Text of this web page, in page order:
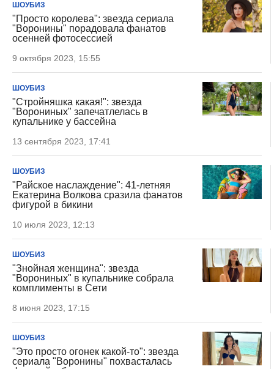
ШОУБИЗ
"Просто королева": звезда сериала
"Воронины" порадовала фанатов
осенней фотосессией
9 октября 2023, 15:55
ШОУБИЗ
"Стройняшка какая!": звезда
"Ворониных" запечатлелась в
купальнике у бассейна
13 сентября 2023, 17:41
ШОУБИЗ
"Райское наслаждение": 41-летняя
Екатерина Волкова сразила фанатов
фигурой в бикини
10 июля 2023, 12:13
ШОУБИЗ
"Знойная женщина": звезда
"Ворониных" в купальнике собрала
комплименты в Сети
8 июня 2023, 17:15
ШОУБИЗ
"Это просто огонек какой-то": звезда
сериала "Воронины" похвасталась